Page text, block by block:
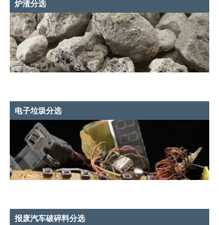
炉渣分选
电子垃圾分选
报废汽车破碎料分选